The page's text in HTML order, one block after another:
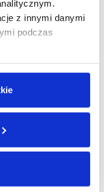
z innymi danymi
podczas
wspaniała, bo
mogłam już